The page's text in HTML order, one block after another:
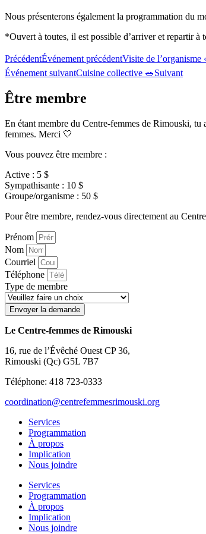
Nous présenterons également la programmation du
*Ouvert à toutes, il est possible d’arriver et repartir à
PrécédentÉvénement précédentVisite de l’organisme
Événement suivantCuisine collective 🥗Suivant
Être membre
En étant membre du Centre-femmes de Rimouski,
femmes. Merci 🤍
Vous pouvez être membre :
Active : 5 $
Sympathisante : 10 $
Groupe/organisme : 50 $
Pour être membre, rendez-vous directement au
Prénom
Nom
Courriel
Téléphone
Type de membre
Envoyer la demande
Le Centre-femmes de Rimouski
16, rue de l’Évêché Ouest CP 36,
Rimouski (Qc) G5L 7B7
Téléphone: 418 723-0333
coordination@centrefemmesrimouski.org
Services
Programmation
À propos
Implication
Nous joindre
Services
Programmation
À propos
Implication
Nous joindre